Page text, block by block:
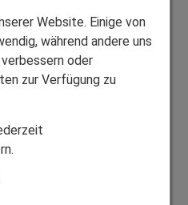
oder PNG-Dokumente
Sie die maximale
MB je Dokument.
Website. Einige von
während andere uns
oder
zur Verfügung zu